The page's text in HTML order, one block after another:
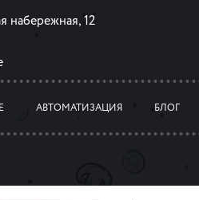
набережная, 12
АВТОМАТИЗАЦИЯ БЛОГ